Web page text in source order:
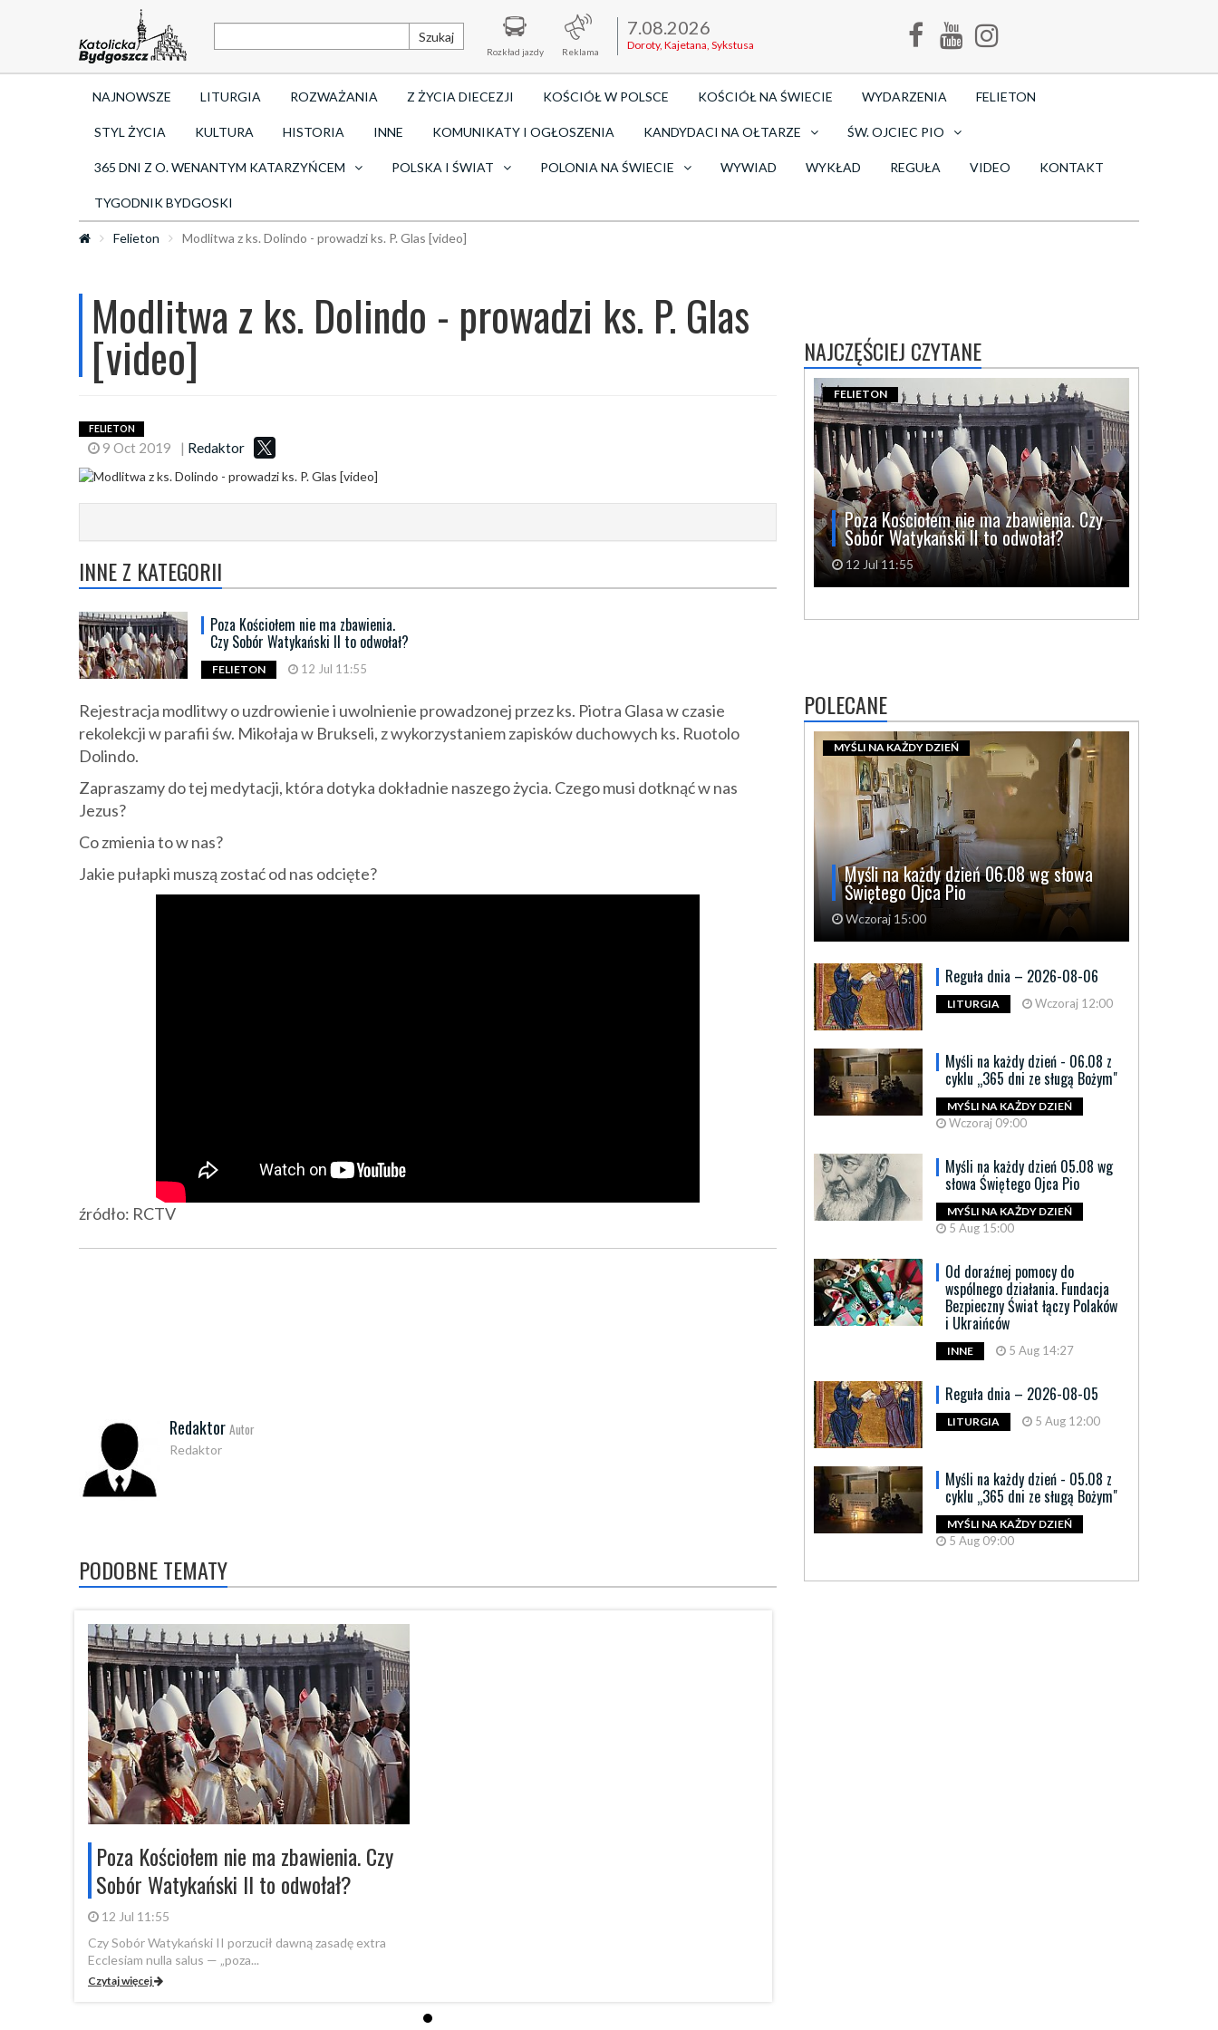
Szukaj
Rozkład jazdy Reklama
7.08.2026
Doroty, Kajetana, Sykstusa
NAJNOWSZE LITURGIA ROZWAŻANIA Z ŻYCIA DIECEZJI KOŚCIÓŁ W POLSCE KOŚCIÓŁ NA ŚWIECIE WYDARZENIA FELIETON
STYL ŻYCIA KULTURA HISTORIA INNE KOMUNIKATY I OGŁOSZENIA KANDYDACI NA OŁTARZE ŚW. OJCIEC PIO
365 DNI Z O. WENANTYM KATARZYŃCEM POLSKA I ŚWIAT POLONIA NA ŚWIECIE WYWIAD WYKŁAD REGUŁA VIDEO KONTAKT
TYGODNIK BYDGOSKI
Felieton Modlitwa z ks. Dolindo - prowadzi ks. P. Glas [video]
Modlitwa z ks. Dolindo - prowadzi ks. P. Glas
[video]
FELIETON
9 Oct 2019 | Redaktor
INNE Z KATEGORII
Poza Kościołem nie ma zbawienia.
Czy Sobór Watykański II to odwołał?
FELIETON 12 Jul 11:55
Rejestracja modlitwy o uzdrowienie i uwolnienie prowadzonej przez ks. Piotra Glasa w czasie
rekolekcji w parafii św. Mikołaja w Brukseli, z wykorzystaniem zapisków duchowych ks. Ruotolo
Dolindo.
Zapraszamy do tej medytacji, która dotyka dokładnie naszego życia. Czego musi dotknąć w nas
Jezus?
Co zmienia to w nas?
Jakie pułapki muszą zostać od nas odcięte?
źródło: RCTV
Redaktor Autor
Redaktor
PODOBNE TEMATY
Poza Kościołem nie ma zbawienia. Czy
Sobór Watykański II to odwołał?
12 Jul 11:55
Czy Sobór Watykański II porzucił dawną zasadę extra
Ecclesiam nulla salus — „poza...
Czytaj więcej
NAJCZĘŚCIEJ CZYTANE
Poza Kościołem nie ma zbawienia. Czy
Sobór Watykański II to odwołał?
12 Jul 11:55
FELIETON
POLECANE
Myśli na każdy dzień 06.08 wg słowa
Świętego Ojca Pio
Wczoraj 15:00
MYŚLI NA KAŻDY DZIEŃ
Reguła dnia – 2026-08-06
LITURGIA Wczoraj 12:00
Myśli na każdy dzień - 06.08 z
cyklu „365 dni ze sługą Bożym"
MYŚLI NA KAŻDY DZIEŃ
Wczoraj 09:00
Myśli na każdy dzień 05.08 wg
słowa Świętego Ojca Pio
MYŚLI NA KAŻDY DZIEŃ
5 Aug 15:00
Od doraźnej pomocy do
wspólnego działania. Fundacja
Bezpieczny Świat łączy Polaków
i Ukraińców
INNE 5 Aug 14:27
Reguła dnia – 2026-08-05
LITURGIA 5 Aug 12:00
Myśli na każdy dzień - 05.08 z
cyklu „365 dni ze sługą Bożym"
MYŚLI NA KAŻDY DZIEŃ
5 Aug 09:00